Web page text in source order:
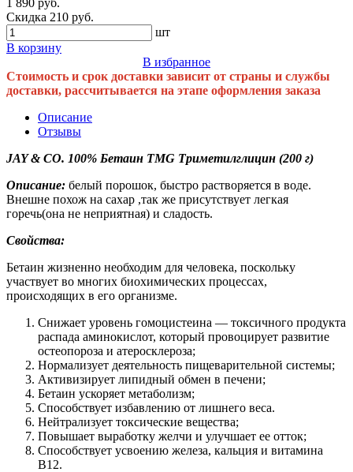
1 890 руб.
Скидка 210 руб.
шт
В корзину
В избранное
Стоимость и срок доставки зависит от страны и службы
доставки, рассчитывается на этапе оформления заказа
Описание
Отзывы
JAY & CO. 100% Бетаин TMG Триметилглицин (200 г)
Описание: белый порошок, быстро растворяется в воде.
Внешне похож на сахар ,так же присутствует легкая
горечь(она не неприятная) и сладость.
Свойства:
Бетаин жизненно необходим для человека, поскольку
участвует во многих биохимических процессах,
происходящих в его организме.
Снижает уровень гомоцистеина — токсичного продукта
распада аминокислот, который провоцирует развитие
остеопороза и атеросклероза;
Нормализует деятельность пищеварительной системы;
Активизирует липидный обмен в печени;
Бетаин ускоряет метаболизм;
Способствует избавлению от лишнего веса.
Нейтрализует токсические вещества;
Повышает выработку желчи и улучшает ее отток;
Способствует усвоению железа, кальция и витамина
В12.